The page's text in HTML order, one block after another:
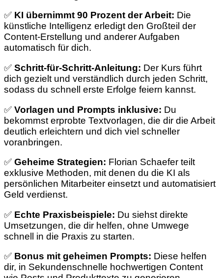
✅ KI übernimmt 90 Prozent der Arbeit: Die
künstliche Intelligenz erledigt den Großteil der
Content-Erstellung und anderer Aufgaben
automatisch für dich.
✅ Schritt-für-Schritt-Anleitung: Der Kurs führt
dich gezielt und verständlich durch jeden Schritt,
sodass du schnell erste Erfolge feiern kannst.
✅ Vorlagen und Prompts inklusive: Du
bekommst erprobte Textvorlagen, die dir die Arbeit
deutlich erleichtern und dich viel schneller
voranbringen.
✅ Geheime Strategien: Florian Schaefer teilt
exklusive Methoden, mit denen du die KI als
persönlichen Mitarbeiter einsetzt und automatisiert
Geld verdienst.
✅ Echte Praxisbeispiele: Du siehst direkte
Umsetzungen, die dir helfen, ohne Umwege
schnell in die Praxis zu starten.
✅ Bonus mit geheimen Prompts: Diese helfen
dir, in Sekundenschnelle hochwertigen Content